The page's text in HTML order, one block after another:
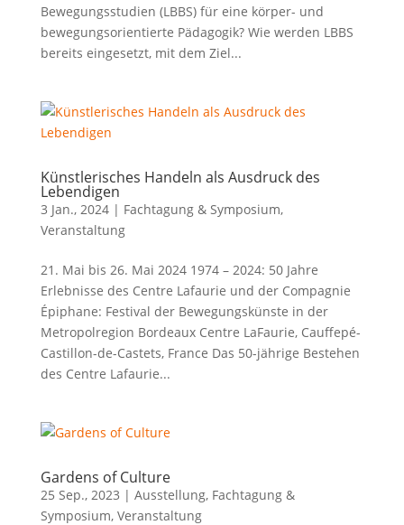
Bewegungsstudien (LBBS) für eine körper- und
bewegungsorientierte Pädagogik? Wie werden LBBS
bereits eingesetzt, mit dem Ziel...
Künstlerisches Handeln als Ausdruck des
Lebendigen
3 Jan., 2024| Fachtagung & Symposium,
Veranstaltung
21. Mai bis 26. Mai 2024 1974 – 2024: 50 Jahre
Erlebnisse des Centre Lafaurie und der Compagnie
Épiphane: Festival der Bewegungskünste in der
Metropolregion Bordeaux Centre LaFaurie, Cauffepé-
Castillon-de-Castets, France Das 50-jährige Bestehen
des Centre Lafaurie...
Gardens of Culture
25 Sep., 2023 | Ausstellung, Fachtagung &
Symposium, Veranstaltung